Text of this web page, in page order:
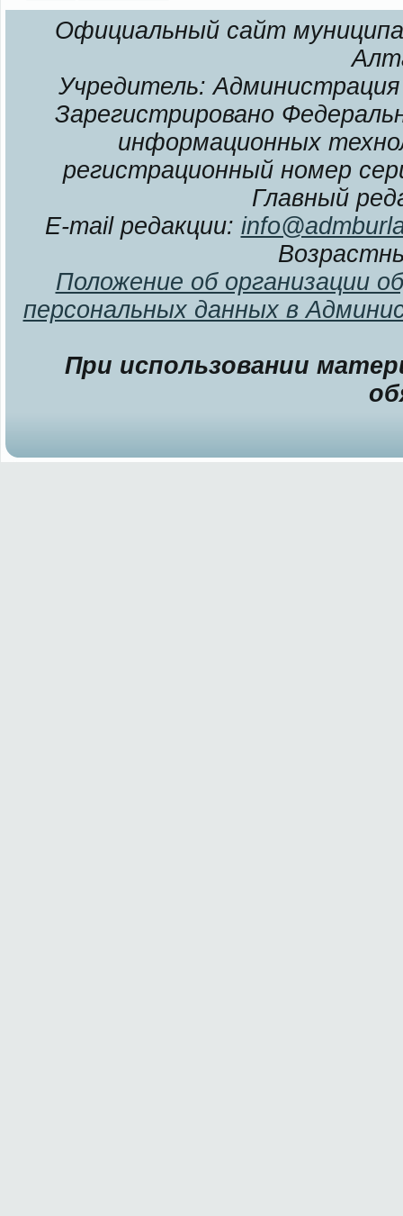
Официальный сайт
Учредитель: Администрация
Зарегистрировано
информационных
регистрационный номер
Главный
E-mail редакции:
Положение об организации
персональных данных в
При использовании